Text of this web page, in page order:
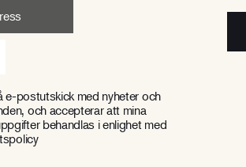
e-postutskick med nyheter och
och accepterar att mina
behandlas i enlighet med